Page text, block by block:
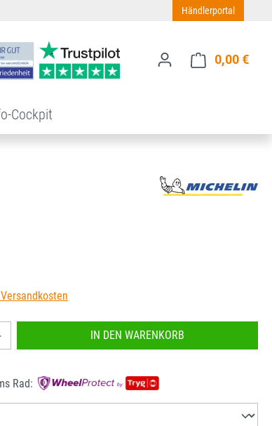
Händlerportal
0,00 €
Cockpit
Gib den gewünschten Wert ein oder
IN DEN WARENKORB
Rad: